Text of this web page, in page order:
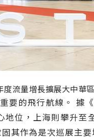
度流量增長擴展大中華
要的飛行航線。
位，上海則攀升
其作為是次巡展主要